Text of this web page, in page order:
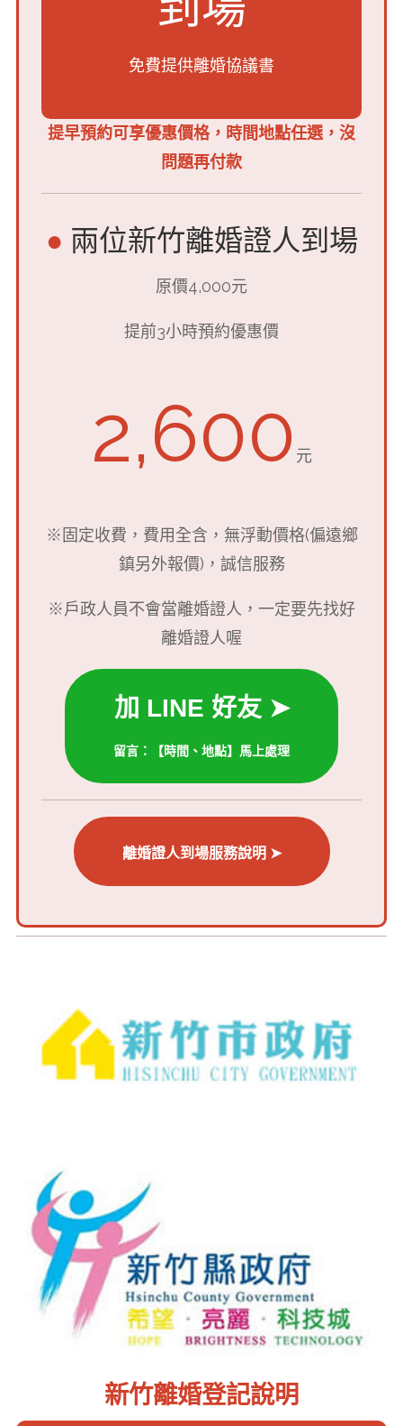
免費提供離婚協議書
提早預約可享優惠價格，時間地點任選，沒
問題再付款
● 兩位新竹離婚證人到場
原價4,000元
提前3小時預約優惠價
2,600 元
※固定收費，費用全含，無浮動價格(偏遠鄉
鎮另外報價)，誠信服務
※戶政人員不會當離婚證人，一定要先找好
離婚證人喔
加 LINE 好友 ➤
留言：【時間、地點】馬上處理
離婚證人到場服務說明 ➤
新竹離婚登記說明